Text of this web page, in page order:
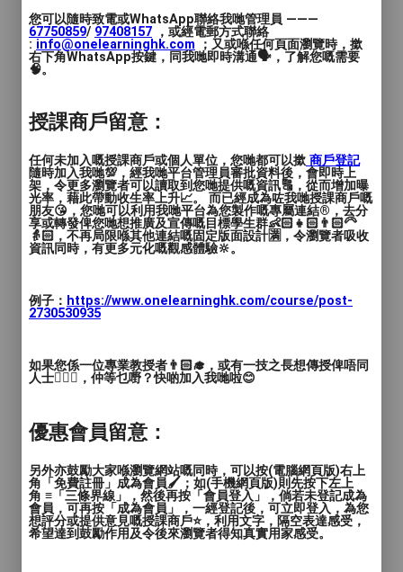
經發現將送官究治 如因客人違反法律，須
負
上本店一切損失及承擔法律責任。 ● 請各位
原處。食物垃圾不可在地上/非桌上，本店
有權收取$500清潔費用。
- 若超時多於15分鐘，均視作加鐘一小時處
理，我們將會收取相關費用。 若需要加
鐘，
請不少於1小時前提出，我們會視乎當日訂
場情況作出安排，但並不保證成功。
間皆需收取人頭費。
，必須用煙灰缸裝起煙灰煙頭，請勿將煙頭
- 本場所內所有設備、食物及物品只限場內
$300/碟。
- 若發現嘔吐物或其他污垢(彩紙、掉蛋糕
等）需要工作人員待別處理，我們將沒收港
幣
您可以隨時致電或WhatsApp聯絡我哋管理員 ———
67750859/ 97408157 ，或經電郵方式聯絡
: info@onelearninghk.com ；又或喺任何頁面瀏覽時，撳
右下角WhatsApp按鍵，同我哋即時溝通🗣️，了解您嘅需要
🧠。
授課商戶留意：
任何未加入嘅授課商戶或個人單位，您哋都可以撳 商戶登記
隨時加入我哋💯，經我哋平台管理員審批資料後，會即時上
架，令更多瀏覽者可以讀取到您哋提供嘅資訊🔠，從而增加曝
光率，藉此帶動收生率上升📈。 而已經成為咗我哋授課商戶嘅
朋友😘，您哋可以利用我哋平台為您製作嘅專屬連結®️，去分
享或轉發俾您哋想推廣及宣傳嘅目標學生群👶🏻👧🏻👨🏻‍🦳
👵🏻，不再局限喺其他連結嘅固定版面設計🈵，令瀏覽者吸收
資訊同時，有更多元化嘅觀感體驗🔆。
例子： https://www.onelearninghk.com/course/post-
2730530935
如果您係一位專業教授者👨🏻‍🎓，或有一技之長想傳授俾唔同
人士🙋🏻‍♂️，仲等乜嘢？快啲加入我哋啦😊
優惠會員留意：
另外亦鼓勵大家喺瀏覽網站嘅同時，可以按(電腦網頁版)右上
角「免費註冊」成為會員🖌️；如(手機網頁版)則先按下左上
角 ≡「三條界線」，然後再按「會員登入」，倘若未登記成為
會員，可再按「成為會員」，一經登記後，可立即登入，為您
想評分或提供意見嘅授課商戶⭐️，利用文字，隔空表達感受，
希望達到鼓勵作用及令後來瀏覽者得知真實用家感受。